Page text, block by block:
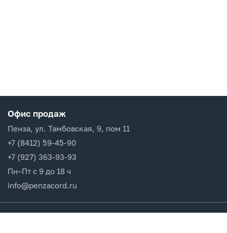
Офис продаж
Пенза, ул. Тамбовская, 9, пом 11
+7 (8412) 59-45-90
+7 (927) 363-93-93
Пн–Пт с 9 до 18 ч
info@penzacord.ru
Производители